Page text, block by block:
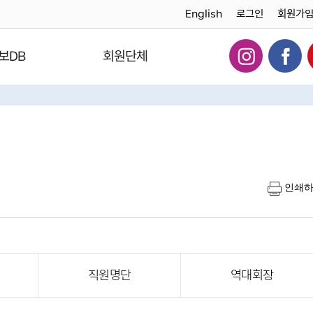
English 로그인 회원가입
DB 회원단체
인쇄
직원명단 역대회장